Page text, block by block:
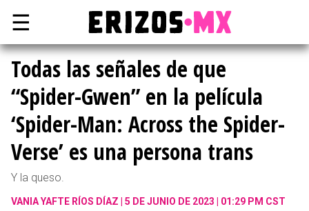
☰
Todas las señales de que
“Spider-Gwen” en la película
‘Spider-Man: Across the Spider-
Verse’ es una persona trans
Y la queso.
VANIA YAFTE RÍOS DÍAZ 5 DE JUNIO DE 2023 | 01:29 PM CST